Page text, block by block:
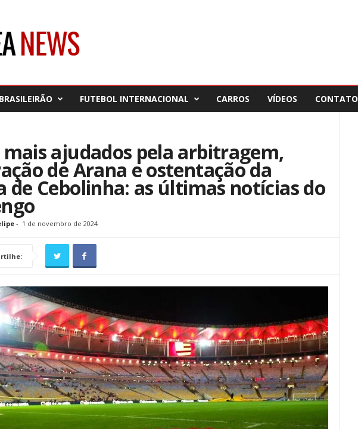
BRASILEIRÃO FUTEBOL INTERNACIONAL CARROS VÍDEOS CONTATO
mais ajudados pela arbitragem,
de Arana e ostentação da
de Cebolinha: as últimas notícias do
- 1 de novembro de 2024